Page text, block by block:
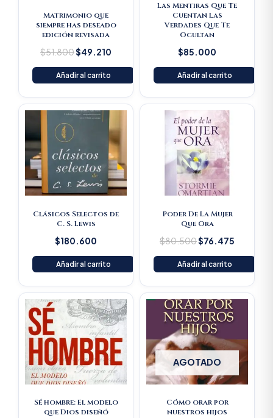
Matrimonio que
siempre has deseado
edición revisada
$51.800$49.210
Añadir al carrito
Las Mentiras Que Te
Cuentan Las
Verdades Que Te
Ocultan
$85.000
Añadir al carrito
Clásicos Selectos de
C. S. Lewis
$180.600
Añadir al carrito
Poder De La Mujer
Que Ora
$80.500
Original
price
was:
$80.500.
$76.475
Current
Añadir al carrito
Sé hombre: El modelo
que Dios diseñó
AGOTADO
Cómo orar por
nuestros hijos